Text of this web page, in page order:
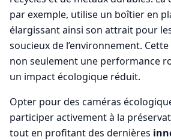
par exemple, utilise un boîtier en
élargissant ainsi son attrait pour
soucieux de l’environnement.
non seulement une performance
un impact écologique réduit.
Opter pour des caméras
participer activement à la
tout en profitant des dernières